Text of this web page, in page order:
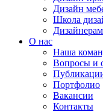
Дизайн
Школа
О нас
Наша
Вопросы и
Портфолио
Вакансии
Контакты